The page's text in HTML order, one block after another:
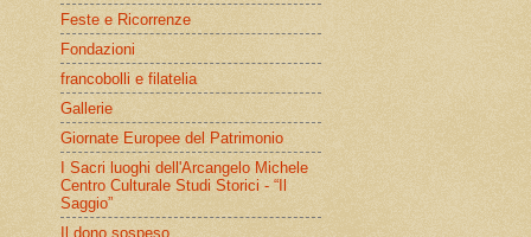
Feste e Ricorrenze
Fondazioni
francobolli e filatelia
Gallerie
Giornate Europee del Patrimonio
I Sacri luoghi dell'Arcangelo Michele
Centro Culturale Studi Storici - “Il
Saggio”
Il dono sospeso